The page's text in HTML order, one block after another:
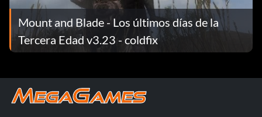
Mount and Blade - Los últimos días de la
Tercera Edad v3.23 - coldfix